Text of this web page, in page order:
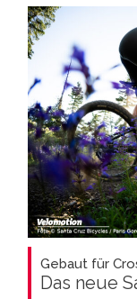
Gebaut für
Das neue